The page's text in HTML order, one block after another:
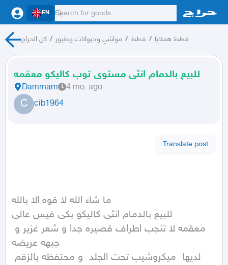
EN
كل الحراج / مواشي وحيوانات وطيور / قطط / قطط هملايا
للبيع بالدمام انثى مستوى توب كاليكو معقمه
Dammam 4 mo. ago
C cib1964
Translate post
ما شاء الله لا قوه الا بالله
للبيع بالدمام انثى كاليكو بكى فيس عالى
جبهه عريضه